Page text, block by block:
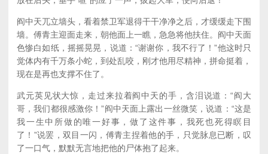
阎中天兀立墙头，看着禁卫军退得干干净净之后，才缓缓走下围
墙。傅青主迎面走来，朝他面上一瞧，急急将他扶住。阎中天面
色惨白如纸，摇摇晃晃，说道：“谢谢你，我不行了！”他这时只
觉体内有千万条小蛇，到处乱咬，刚才他用尽精神，拼命挺着，
现在是再也支撑不住了。
武元英见状大惊，走过来拉着阎中天的手，含泪说道：“阎大
哥，我们都很感激你！”阎中天面上露出一丝微笑，说道：“这是
我一生中所做的唯一好事，做了这件事，我死也死得瞑目
了！”说罢，双目一闪，傅青主捏着他的手，只觉脉息已断，叹
了一口气，默默无言地把他的尸体抱了起来。